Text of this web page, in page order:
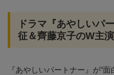
ドラマ『あやしいパ
征＆齊藤京子のW主
『あやしいパートナー』が“